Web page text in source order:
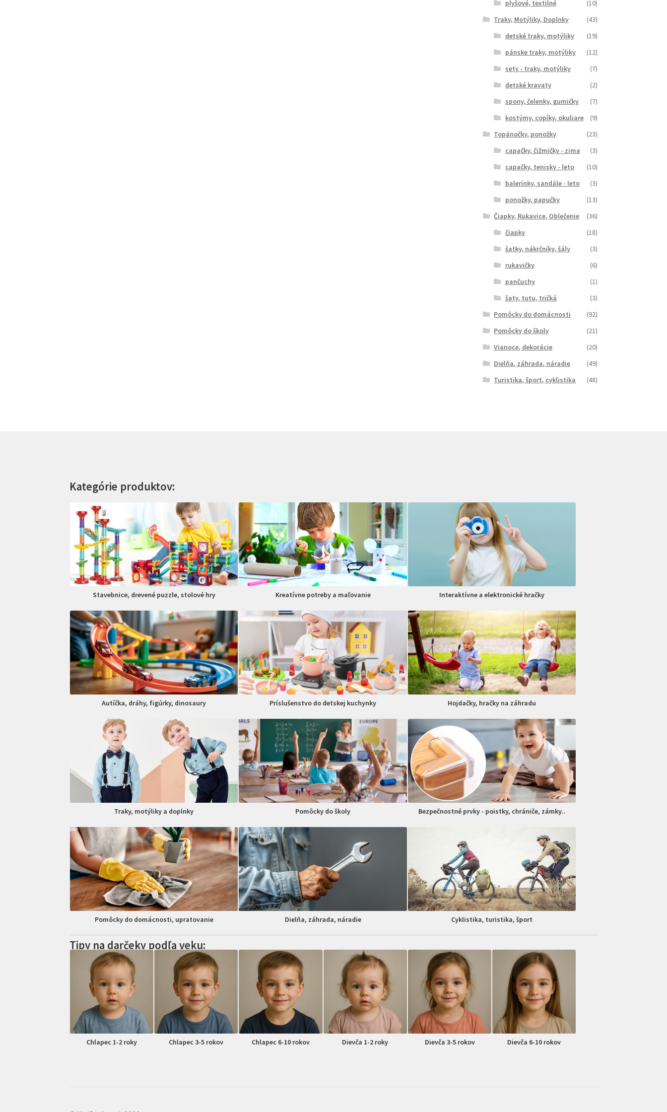
plyšové, textilné
(10)
Traky, Motýliky, Doplnky
(43)
detské traky, motýliky
(19)
pánske traky, motýliky
(12)
sety - traky, motýliky
(7)
detské kravaty
(2)
spony, čelenky, gumičky
(7)
kostýmy, copíky, okuliare
(9)
Topánočky, ponožky
(23)
capačky, čižmičky - zima
(3)
capačky, tenisky - leto
(10)
balerínky, sandále - leto
(3)
ponožky, papučky
(13)
Čiapky, Rukavice, Oblečenie
(36)
čiapky
(18)
šatky, nákrčníky, šály
(3)
rukavičky
(6)
pančuchy
(1)
šaty, tutu, tričká
(3)
Pomôcky do domácnosti
(92)
Pomôcky do školy
(21)
Vianoce, dekorácie
(20)
Dielňa, záhrada, náradie
(49)
Turistika, šport, cyklistika
(48)
Kategórie produktov:
Stavebnice, drevené puzzle, stolové hry Kreatívne potreby a maľovanie Interaktívne a elektronické hračky
Autíčka, dráhy, figúrky, dinosaury Príslušenstvo do detskej kuchynky Hojdačky, hračky na záhradu
Traky, motýliky a doplnky Pomôcky do školy Bezpečnostné prvky - poistky, chrániče, zámky..
Pomôcky do domácnosti, upratovanie Dielňa, záhrada, náradie Cyklistika, turistika, šport
Tipy na darčeky podľa veku:
Chlapec 1-2 roky Chlapec 3-5 rokov Chlapec 6-10 rokov Dievča 1-2 roky Dievča 3-5 rokov Dievča 6-10 rokov